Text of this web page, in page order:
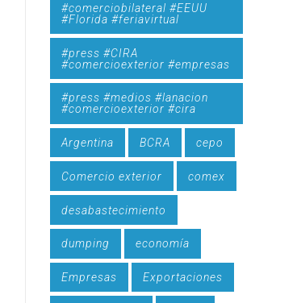
#comerciobilateral #EEUU
#Florida #feriavirtual
#press #CIRA
#comercioexterior #empresas
#press #medios #lanacion
#comercioexterior #cira
Argentina BCRA cepo
Comercio exterior comex
desabastecimiento
dumping economía
Empresas Exportaciones